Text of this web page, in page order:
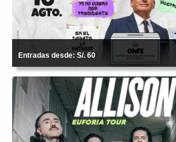
Entradas desde: S/. 60